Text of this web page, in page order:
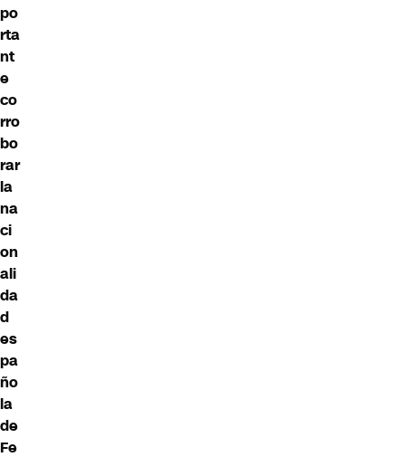
po
rta
nt
e
co
rro
bo
rar
la
na
ci
on
ali
da
d
es
pa
ño
la
de
Fe